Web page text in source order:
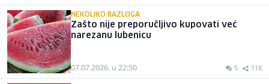
NEKOLIKO RAZLOGA
Zašto nije preporučljivo kupovati već
narezanu lubenicu
07.07.2026. u 22:50 5 118